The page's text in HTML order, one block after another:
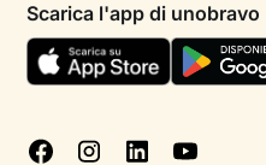
Aiuto urgente
FAQ
Termini e condizioni
Informativa Privacy
Cookie policy
Scarica l'app di unobravo